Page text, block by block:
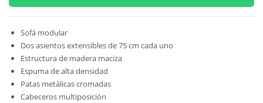
Sofá modular
Dos asientos extensibles de 75 cm cada uno
Estructura de madera maciza
Espuma de alta densidad
Patas metálicas cromadas
Cabeceros multiposición